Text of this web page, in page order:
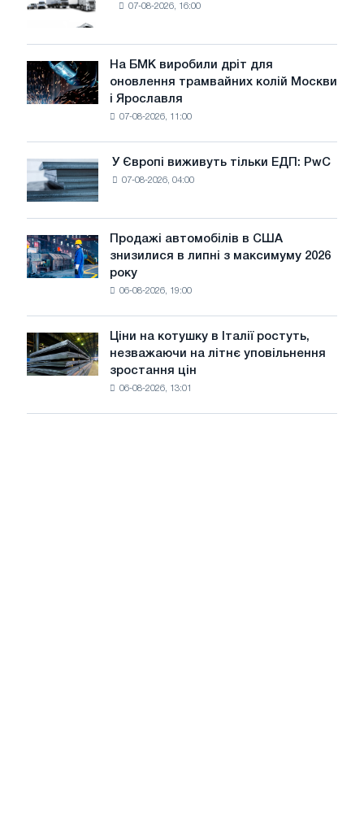
нових
вантажівок
у
липні
07-08-2026, 16:00
На
БМК
виробили
трамвайних
колій
Ярославля
На БМК виробили дріт для
оновлення трамвайних колій Москви
і Ярославля
07-08-2026, 11:00
Європі
виживуть
тільки
ЕДП:
PwC
У Європі виживуть тільки ЕДП: PwC
07-08-2026, 04:00
Продажі
автомобілів
в
липні
з
року
Продажі автомобілів в США
знизилися в липні з максимуму 2026
року
06-08-2026, 19:00
Ціни
на
котушку
Ціни на котушку в Італії ростуть,
незважаючи на літнє уповільнення
зростання цін
06-08-2026, 13:01